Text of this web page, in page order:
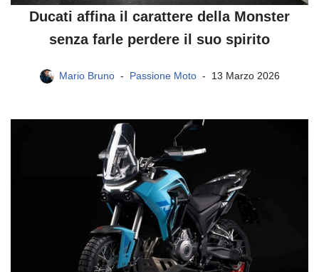
Ducati affina il carattere della Monster
senza farle perdere il suo spirito
Mario Bruno Passione Moto 13 Marzo 2026